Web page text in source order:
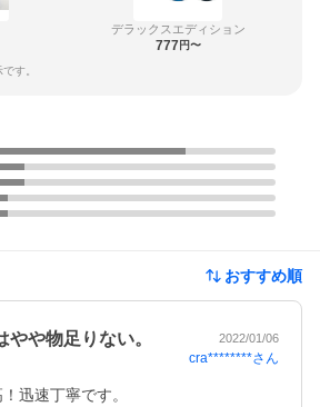
デラックスエディション
777円〜
す。
おすすめ順
やや物足りない。 2022/01/06
cra********さん
迅速丁寧です。